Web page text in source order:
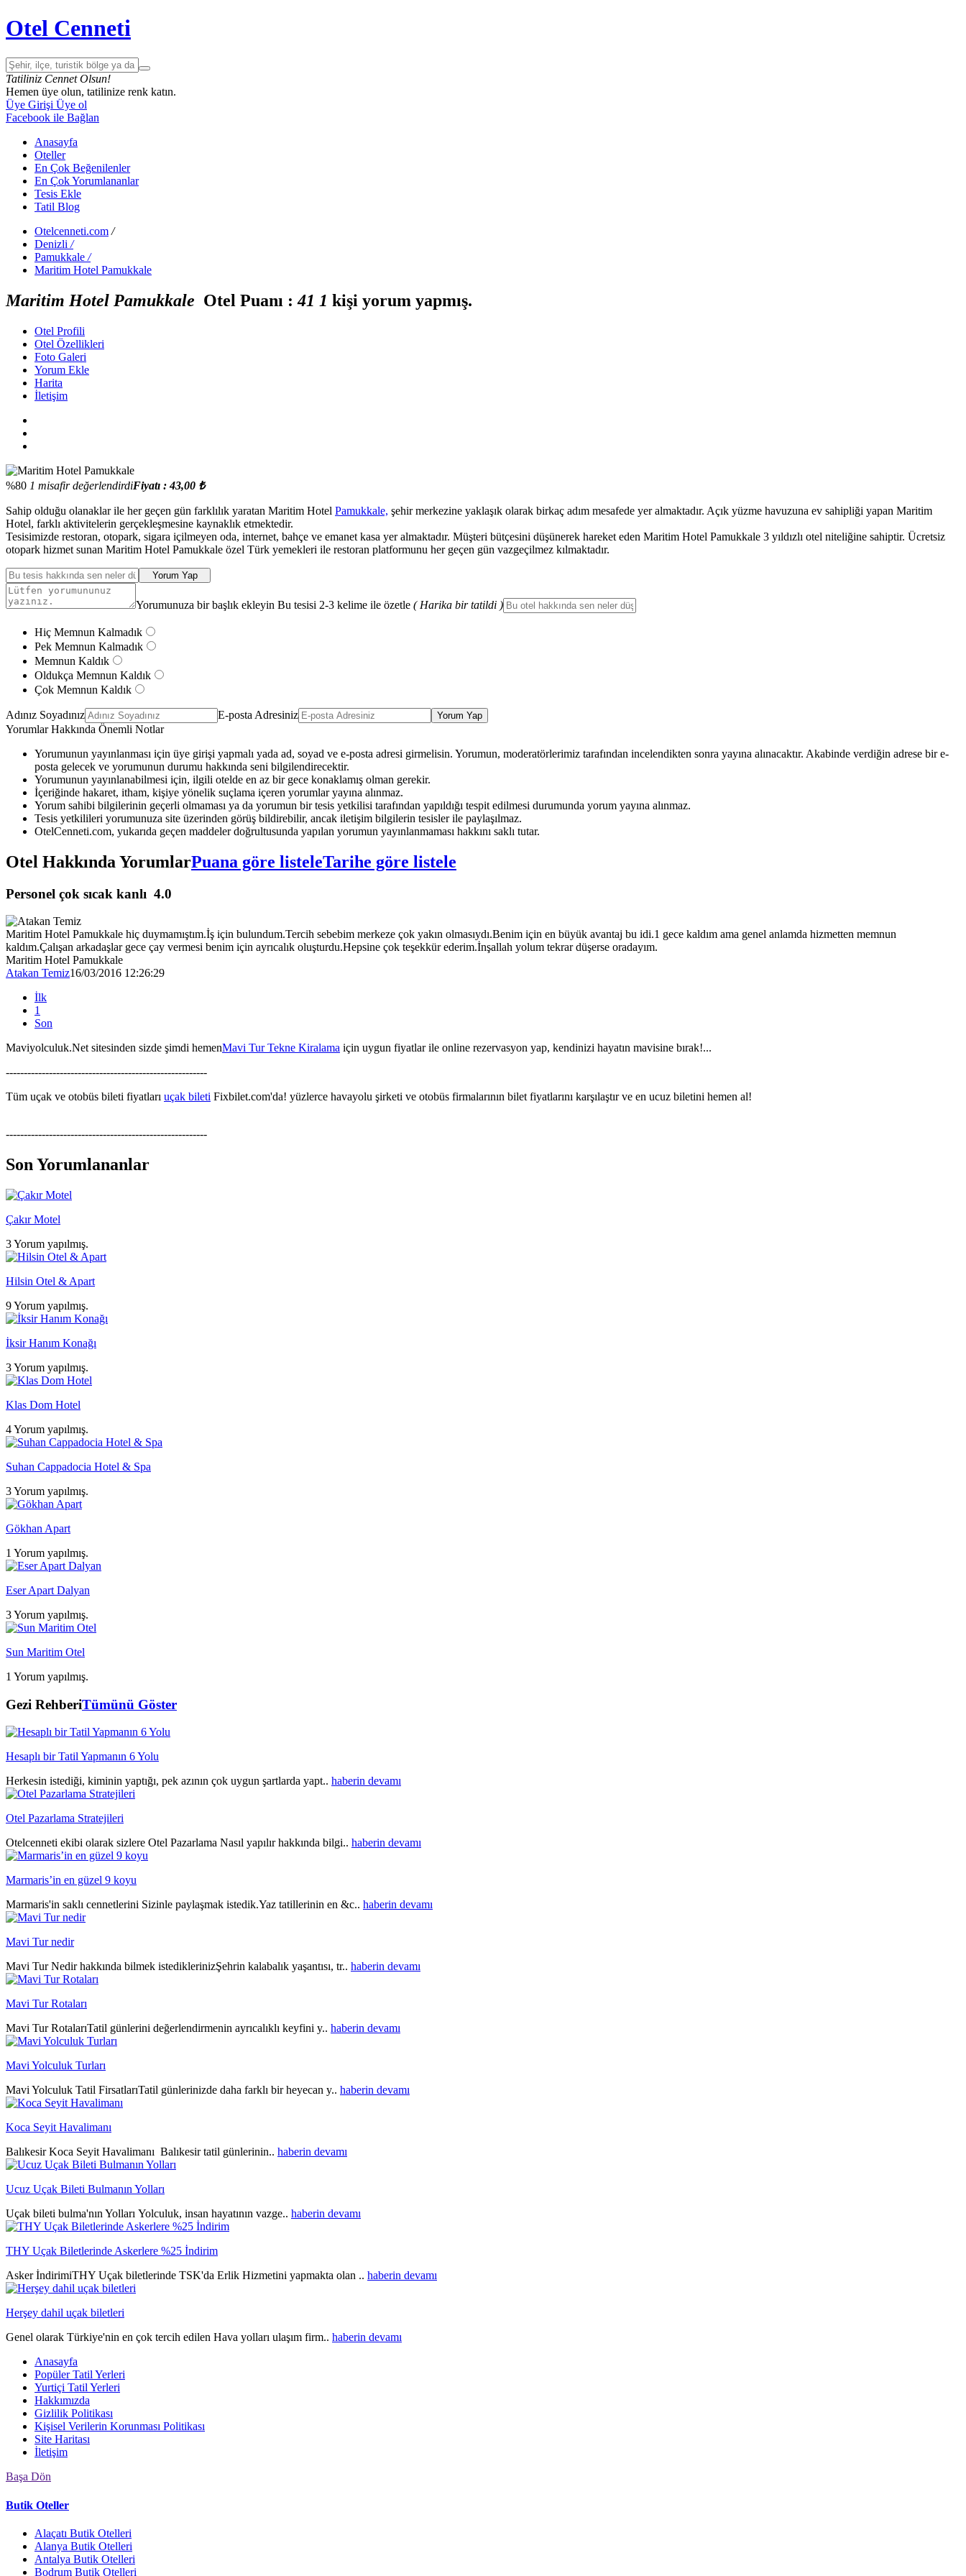
Otel Cenneti
Tatiliniz Cennet Olsun!
Hemen üye olun, tatilinize renk katın.
Üye Girişi Üye ol
Facebook ile Bağlan
Anasayfa
Oteller
En Çok Beğenilenler
En Çok Yorumlananlar
Tesis Ekle
Tatil Blog
Otelcenneti.com /
Denizli /
Pamukkale /
Maritim Hotel Pamukkale
Maritim Hotel Pamukkale Otel Puanı :41 1 kişi yorum yapmış.
Otel Profili
Otel Özellikleri
Foto Galeri
Yorum Ekle
Harita
İletişim
%80 1 misafir değerlendirdiFiyatı : 43,00 ₺
Sahip olduğu olanaklar ile her geçen gün farklılık yaratan Maritim Hotel Pamukkale, şehir merkezine yaklaşık olarak birkaç adım mesafede yer almaktadır. Açık yüzme havuzuna ev sahipliği yapan Maritim
Hotel, farklı aktivitelerin gerçekleşmesine kaynaklık etmektedir.
Tesisimizde restoran, otopark, sigara içilmeyen oda, internet, bahçe ve emanet kasa yer almaktadır. Müşteri bütçesini düşünerek hareket eden Maritim Hotel Pamukkale 3 yıldızlı otel niteliğine sahiptir. Ücretsiz
otopark hizmet sunan Maritim Hotel Pamukkale özel Türk yemekleri ile restoran platformunu her geçen gün vazgeçilmez kılmaktadır.
Yorum Yap
Yorumunuza bir başlık ekleyin Bu tesisi 2-3 kelime ile özetle ( Harika bir tatildi )
Hiç Memnun Kalmadık
Pek Memnun Kalmadık
Memnun Kaldık
Oldukça Memnun Kaldık
Çok Memnun Kaldık
Adınız Soyadınız E-posta Adresiniz Yorum Yap
Yorumlar Hakkında Önemli Notlar
Yorumunun yayınlanması için üye girişi yapmalı yada ad, soyad ve e-posta adresi girmelisin. Yorumun, moderatörlerimiz tarafından incelendikten sonra yayına alınacaktır. Akabinde verdiğin adrese bir e-
posta gelecek ve yorumunun durumu hakkında seni bilgilendirecektir.
Yorumunun yayınlanabilmesi için, ilgili otelde en az bir gece konaklamış olman gerekir.
İçeriğinde hakaret, itham, kişiye yönelik suçlama içeren yorumlar yayına alınmaz.
Yorum sahibi bilgilerinin geçerli olmaması ya da yorumun bir tesis yetkilisi tarafından yapıldığı tespit edilmesi durumunda yorum yayına alınmaz.
Tesis yetkilileri yorumunuza site üzerinden görüş bildirebilir, ancak iletişim bilgilerin tesisler ile paylaşılmaz.
OtelCenneti.com, yukarıda geçen maddeler doğrultusunda yapılan yorumun yayınlanmaması hakkını saklı tutar.
Otel Hakkında YorumlarPuana göre listeleTarihe göre listele
Personel çok sıcak kanlı 4.0
Maritim Hotel Pamukkale hiç duymamıştım.İş için bulundum.Tercih sebebim merkeze çok yakın olmasıydı.Benim için en büyük avantaj bu idi.1 gece kaldım ama genel anlamda hizmetten memnun
kaldım.Çalışan arkadaşlar gece çay vermesi benim için ayrıcalık oluşturdu.Hepsine çok teşekkür ederim.İnşallah yolum tekrar düşerse oradayım.
Maritim Hotel Pamukkale
Atakan Temiz16/03/2016 12:26:29
İlk
1
Son
Maviyolculuk.Net sitesinden sizde şimdi hemenMavi Tur Tekne Kiralama için uygun fiyatlar ile online rezervasyon yap, kendinizi hayatın mavisine bırak!...
--------------------------------------------------------
Tüm uçak ve otobüs bileti fiyatları uçak bileti Fixbilet.com'da! yüzlerce havayolu şirketi ve otobüs firmalarının bilet fiyatlarını karşılaştır ve en ucuz biletini hemen al!
--------------------------------------------------------
Son Yorumlananlar
Çakır Motel
3 Yorum yapılmış.
Hilsin Otel & Apart
9 Yorum yapılmış.
İksir Hanım Konağı
3 Yorum yapılmış.
Klas Dom Hotel
4 Yorum yapılmış.
Suhan Cappadocia Hotel & Spa
3 Yorum yapılmış.
Gökhan Apart
1 Yorum yapılmış.
Eser Apart Dalyan
3 Yorum yapılmış.
Sun Maritim Otel
1 Yorum yapılmış.
Gezi RehberiTümünü Göster
Hesaplı bir Tatil Yapmanın 6 Yolu
Herkesin istediği, kiminin yaptığı, pek azının çok uygun şartlarda yapt.. haberin devamı
Otel Pazarlama Stratejileri
Otelcenneti ekibi olarak sizlere Otel Pazarlama Nasıl yapılır hakkında bilgi.. haberin devamı
Marmaris’in en güzel 9 koyu
Marmaris'in saklı cennetlerini Sizinle paylaşmak istedik.Yaz tatillerinin en &c.. haberin devamı
Mavi Tur nedir
Mavi Tur Nedir hakkında bilmek istediklerinizŞehrin kalabalık yaşantısı, tr.. haberin devamı
Mavi Tur Rotaları
Mavi Tur RotalarıTatil günlerini değerlendirmenin ayrıcalıklı keyfini y.. haberin devamı
Mavi Yolculuk Turları
Mavi Yolculuk Tatil FirsatlarıTatil günlerinizde daha farklı bir heyecan y.. haberin devamı
Koca Seyit Havalimanı
Balıkesir Koca Seyit Havalimanı Balıkesir tatil günlerinin.. haberin devamı
Ucuz Uçak Bileti Bulmanın Yolları
Uçak bileti bulma'nın Yolları Yolculuk, insan hayatının vazge.. haberin devamı
THY Uçak Biletlerinde Askerlere %25 İndirim
Asker İndirimiTHY Uçak biletlerinde TSK'da Erlik Hizmetini yapmakta olan .. haberin devamı
Herşey dahil uçak biletleri
Genel olarak Türkiye'nin en çok tercih edilen Hava yolları ulaşım firm.. haberin devamı
Anasayfa
Popüler Tatil Yerleri
Yurtiçi Tatil Yerleri
Hakkımızda
Gizlilik Politikası
Kişisel Verilerin Korunması Politikası
Site Haritası
İletişim
Başa Dön
Butik Oteller
Alaçatı Butik Otelleri
Alanya Butik Otelleri
Antalya Butik Otelleri
Bodrum Butik Otelleri